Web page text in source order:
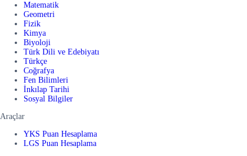
Matematik
Geometri
Fizik
Kimya
Biyoloji
Türk Dili ve Edebiyatı
Türkçe
Coğrafya
Fen Bilimleri
İnkılap Tarihi
Sosyal Bilgiler
Araçlar
YKS Puan Hesaplama
LGS Puan Hesaplama